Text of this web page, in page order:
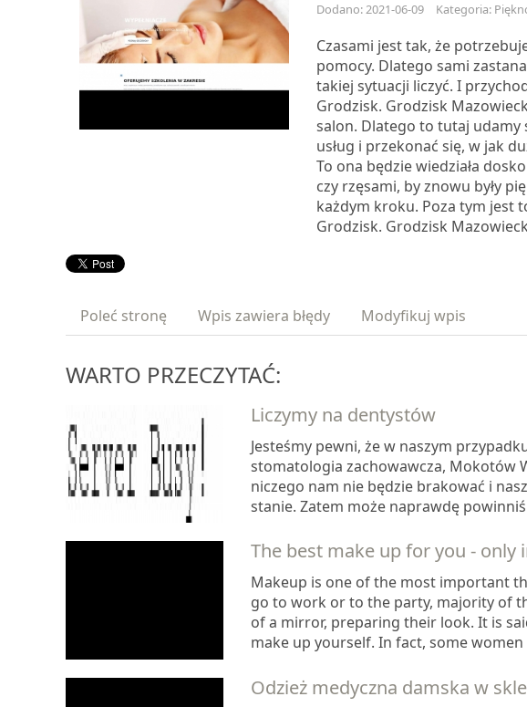
Dodano: 2021-06-09 Kategoria:
Czasami jest tak, że
pomocy. Dlatego sami
takiej sytuacji liczyć. I
Grodzisk. Grodzisk
salon. Dlatego to tutaj udamy
usług i przekonać się, w jak
To ona będzie wiedziała
czy rzęsami, by znowu były
każdym kroku. Poza tym jest
Grodzisk. Grodzisk
Poleć stronę Wpis zawiera błędy Modyfikuj wpis
WARTO PRZECZYTAĆ:
Liczymy na dentystów
Jesteśmy pewni, że w naszym
stomatologia zachowawcza, Mokotów
niczego nam nie będzie brakować i
stanie. Zatem może naprawdę
The best make up for you - only
Makeup is one of the most important
go to work or to the party, majority of
of a mirror, preparing their look. It is
make up yourself. In fact, some
Odzież medyczna damska w